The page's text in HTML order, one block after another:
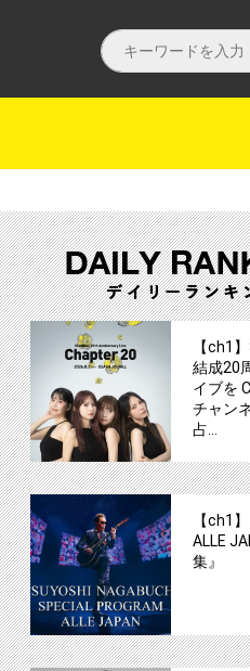
【ch1
結成20
イブを
チャン
占…
【ch1
ALLE
集』